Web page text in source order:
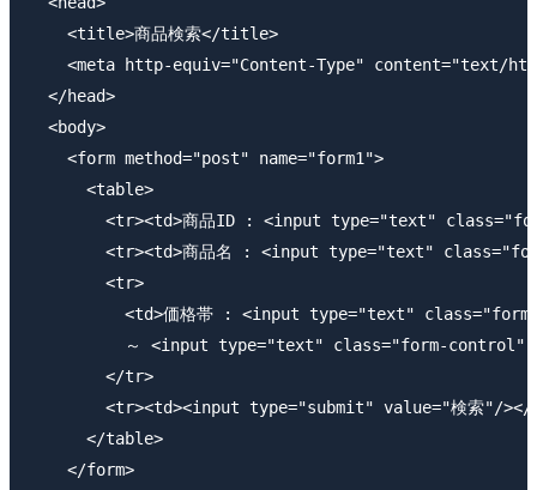
    <title>商品検索</title>
<meta http-equiv="Content-Type" content="text/
  </head>
  <body>
    <form method="post" name="form1">
      <table>
<tr><td>商品ID : <input type="text"
<tr><td>商品名 : <input type="text"
        <tr>
<td>価格帯 : <input type="text"
～ <input type="text" class="form-
        </tr>
<tr><td><input type="submit" value="検索"/
      </table>
    </form>